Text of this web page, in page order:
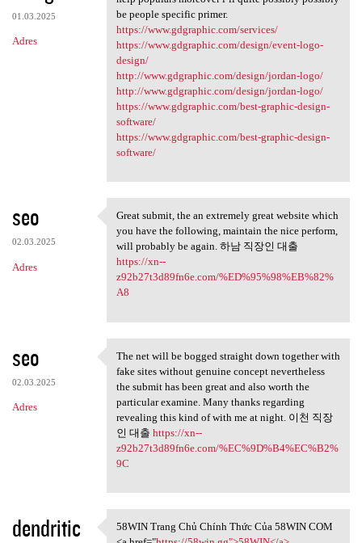
01.03.2025
Adres
be people specific primer.
https://www.gdgraphic.com/services/
https://www.gdgraphic.com/design/event-logo-
design/
http://www.gdgraphic.com/design/jordan-logo/
http://www.gdgraphic.com/design/jordan-logo/
https://www.gdgraphic.com/best-graphic-design-
software/
https://www.gdgraphic.com/best-graphic-design-
software/
seo
02.03.2025
Adres
Great submit, the an
Great submit, the an extremely great website which
you have the following, maintain the nice perform,
will probably be again. 하남 직장인 대출
https://xn--
z92b27t3d89fn6e.com/%ED%95%98%EB%82%
A8
seo
02.03.2025
Adres
The net will be bogged
The net will be bogged straight down together with
fake sites without genuine concept nevertheless
the submit has been great and also worth the
particular examine. Many thanks regarding
revealing this kind of with me at night. 이천 직장
인 대출 https://xn--
z92b27t3d89fn6e.com/%EC%9D%B4%EC%B2%
9C
dendritic
58WIN Trang Chủ Chính Thức Của 58WIN COM